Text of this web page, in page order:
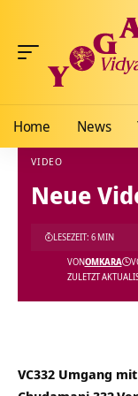
Home News
Yoga Vidya Blog - Yoga,
VIDEO
Neue
ZULETZT
VONOMKARA
LESEZEIT: 6 MIN
VC332 Umgang